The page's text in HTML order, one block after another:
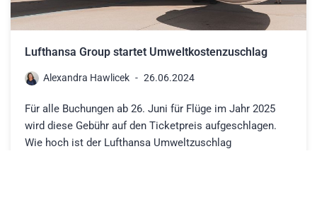
Lufthansa Group startet Umweltkostenzuschlag
Alexandra Hawlicek 26.06.2024
Für alle Buchungen ab 26. Juni für Flüge im Jahr 2025
wird diese Gebühr auf den Ticketpreis aufgeschlagen.
Wie hoch ist der Lufthansa Umweltzuschlag